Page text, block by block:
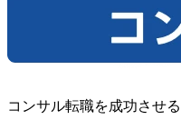
コンサル転職を成功させる